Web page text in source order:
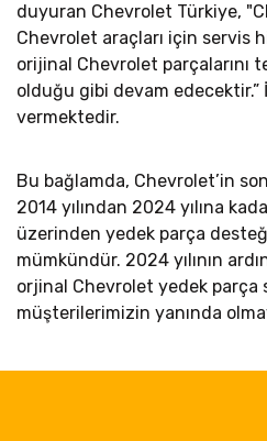
duyuran Chevrolet Türkiye,
Chevrolet araçları için servis
orijinal Chevrolet parçalarını
olduğu gibi devam
vermektedir.
Bu bağlamda, Chevrolet’in son
2014 yılından 2024 yılına
üzerinden yedek parça
mümkündür. 2024 yılının
orjinal Chevrolet yedek parça
müşterilerimizin yanında